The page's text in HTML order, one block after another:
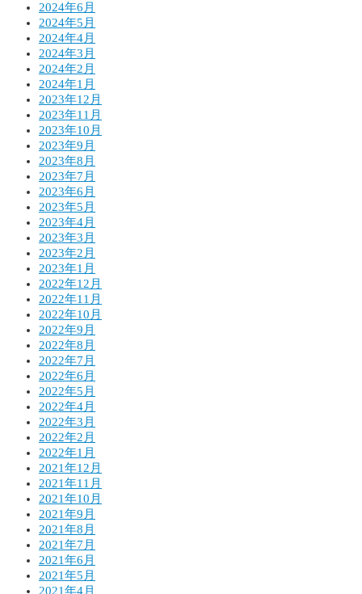
2024年6月
2024年5月
2024年4月
2024年3月
2024年2月
2024年1月
2023年12月
2023年11月
2023年10月
2023年9月
2023年8月
2023年7月
2023年6月
2023年5月
2023年4月
2023年3月
2023年2月
2023年1月
2022年12月
2022年11月
2022年10月
2022年9月
2022年8月
2022年7月
2022年6月
2022年5月
2022年4月
2022年3月
2022年2月
2022年1月
2021年12月
2021年11月
2021年10月
2021年9月
2021年8月
2021年7月
2021年6月
2021年5月
2021年4月